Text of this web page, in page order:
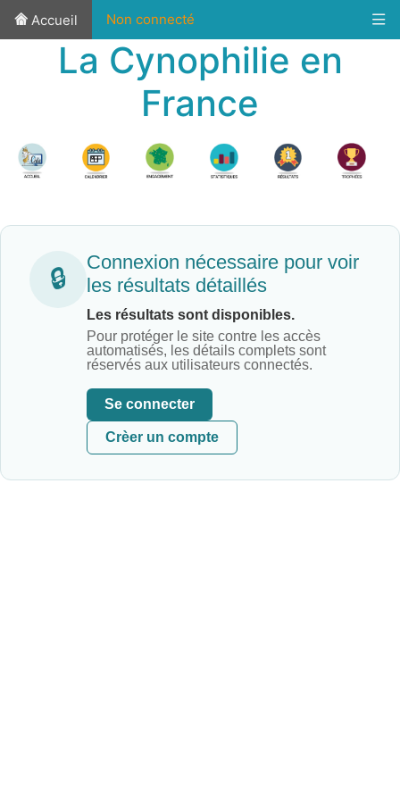
Accueil Non connecté
La Cynophilie en
France
🔒
Connexion nécessaire pour voir
les résultats détaillés
Les résultats sont disponibles.
Pour protéger le site contre les accès
automatisés, les détails complets sont
réservés aux utilisateurs connectés.
Se connecter
Crèer un compte